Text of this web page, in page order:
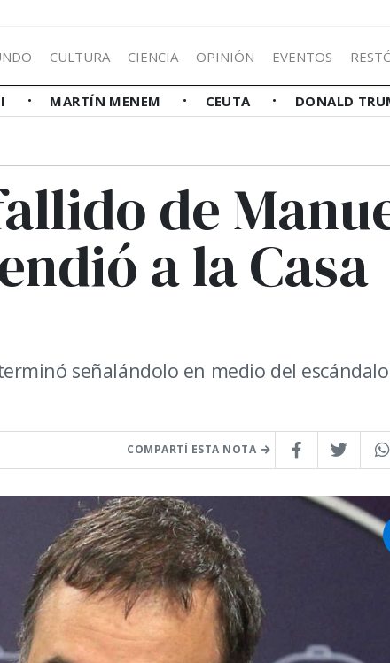
CULTURA CIENCIA OPINIÓN EVENTOS
MARTÍN MENEM CEUTA DONALD
de
a la Casa
señalándolo en medio del
COMPARTÍ ESTA NOTA